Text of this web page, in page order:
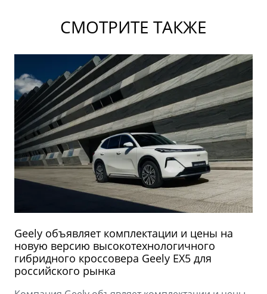
СМОТРИТЕ ТАКЖЕ
Geely объявляет комплектации и цены на
новую версию высокотехнологичного
гибридного кроссовера Geely EX5 для
российского рынка